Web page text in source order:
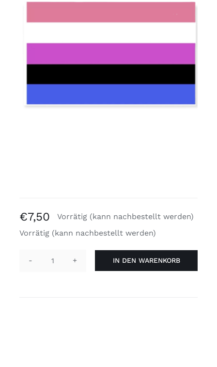
Review Levi
€7,50
Vorrätig (kann nachbestellt werden)
Vorrätig (kann nachbestellt werden)
Flagge
IN DEN WARENKORB